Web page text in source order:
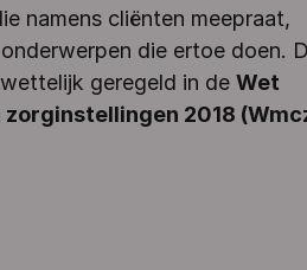
namens cliënten meepraat,
die ertoe doen.
geregeld in de Wet
2018